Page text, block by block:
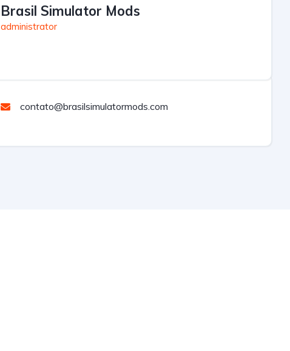
Brasil Simulator Mods
administrator
contato@brasilsimulatormods.com